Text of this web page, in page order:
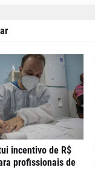
incentivo de R$
profissionais de